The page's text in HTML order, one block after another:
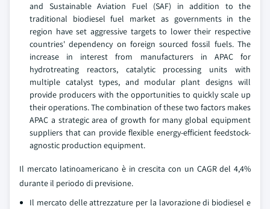
and Sustainable Aviation Fuel (SAF) in addition to the
traditional biodiesel fuel market as governments in the
region have set aggressive targets to lower their respective
countries' dependency on foreign sourced fossil fuels. The
increase in interest from manufacturers in APAC for
hydrotreating reactors, catalytic processing units with
multiple catalyst types, and modular plant designs will
provide producers with the opportunities to quickly scale up
their operations. The combination of these two factors makes
APAC a strategic area of growth for many global equipment
suppliers that can provide flexible energy-efficient feedstock-
agnostic production equipment.
Il mercato latinoamericano è in crescita con un CAGR del 4,4%
durante il periodo di previsione.
Il mercato delle attrezzature per la lavorazione di biodiesel e